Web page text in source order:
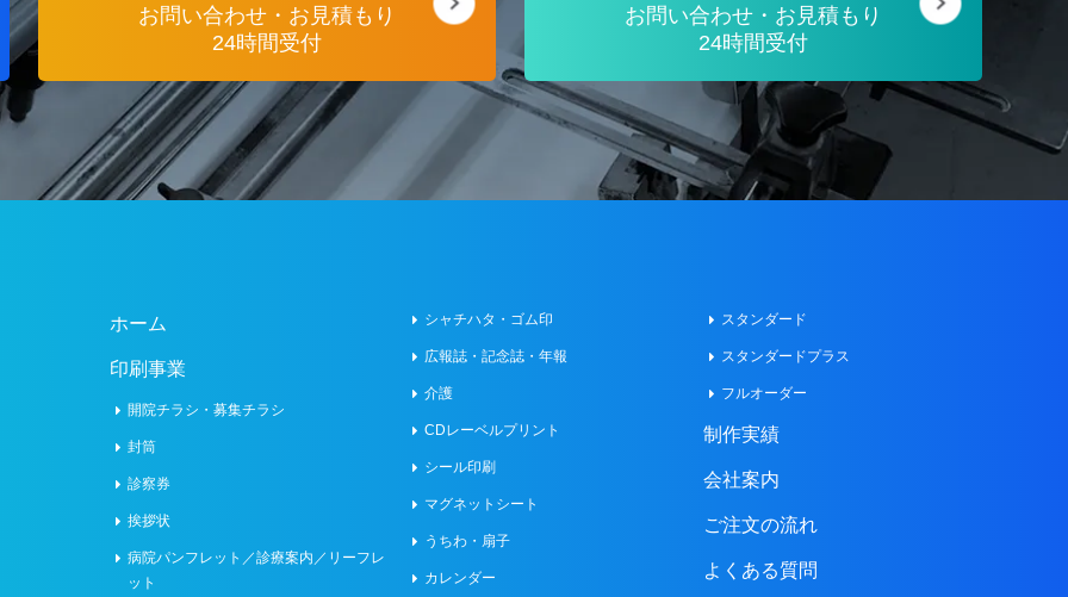
お問い合わせ・お見積もり
24時間受付
お問い合わせ・お見積もり
24時間受付
ホーム
印刷事業
開院チラシ・募集チラシ
封筒
診察券
挨拶状
病院パンフレット／診療案内／リーフレ
ット
シャチハタ・ゴム印
広報誌・記念誌・年報
介護
CDレーベルプリント
シール印刷
マグネットシート
うちわ・扇子
カレンダー
スタンダード
スタンダードプラス
フルオーダー
制作実績
会社案内
ご注文の流れ
よくある質問